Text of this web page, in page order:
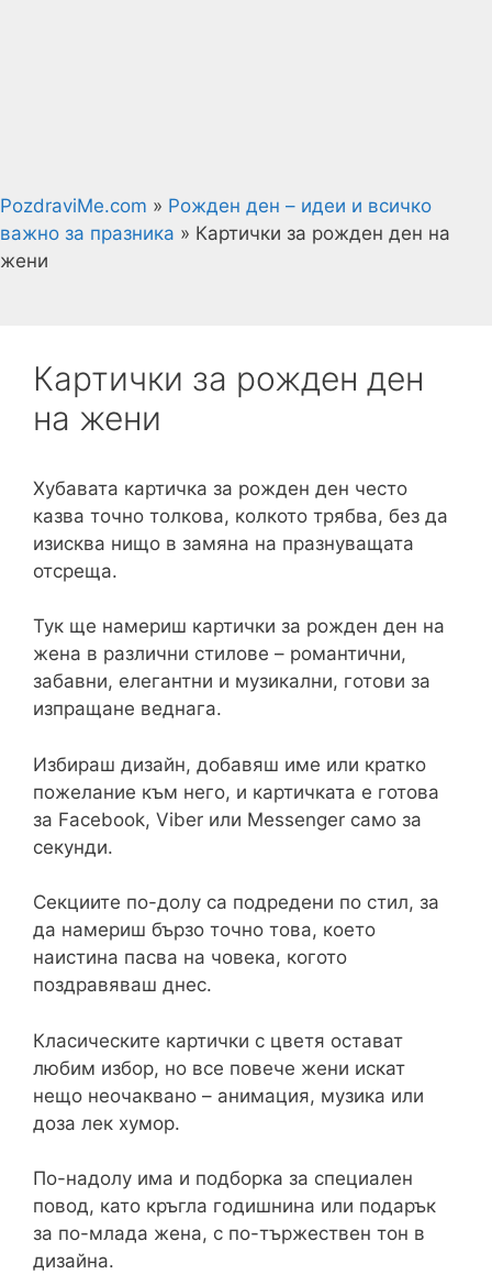
PozdraviMe.com » Рожден ден – идеи и всичко
важно за празника » Картички за рожден ден на
жени
Картички за рожден ден
на жени
Хубавата картичка за рожден ден често
казва точно толкова, колкото трябва, без да
изисква нищо в замяна на празнуващата
отсреща.
Тук ще намериш картички за рожден ден на
жена в различни стилове – романтични,
забавни, елегантни и музикални, готови за
изпращане веднага.
Избираш дизайн, добавяш име или кратко
пожелание към него, и картичката е готова
за Facebook, Viber или Messenger само за
секунди.
Секциите по-долу са подредени по стил, за
да намериш бързо точно това, което
наистина пасва на човека, когото
поздравяваш днес.
Класическите картички с цветя остават
любим избор, но все повече жени искат
нещо неочаквано – анимация, музика или
доза лек хумор.
По-надолу има и подборка за специален
повод, като кръгла годишнина или подарък
за по-млада жена, с по-тържествен тон в
дизайна.